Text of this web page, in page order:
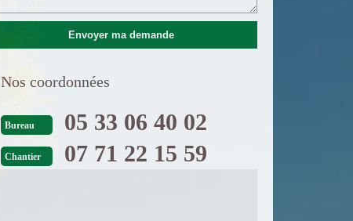
Nos coordonnées
Bureau 05 33 06 40 02
Chantier 07 71 22 15 59